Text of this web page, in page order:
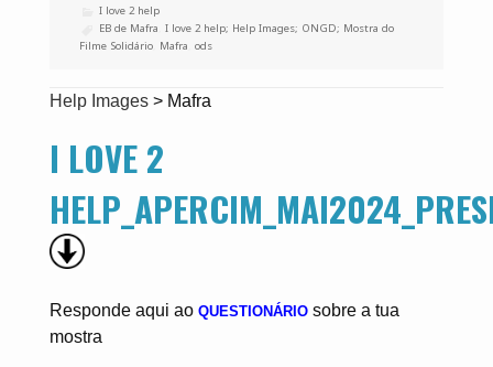
Categorias
I love 2 help
Etiquetas
EB de Mafra ,I love 2 help; Help Images; ONGD; Mostra do
Filme Solidário Mafra ,ods
Help Images> Mafra
I LOVE 2
Responde aqui ao QUESTIONÁRIO sobre a tua
mostra